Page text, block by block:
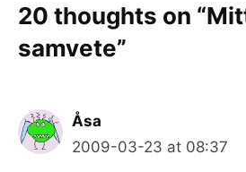
20 thoughts on
samvete”
Åsa
2009-03-23 at 08:37